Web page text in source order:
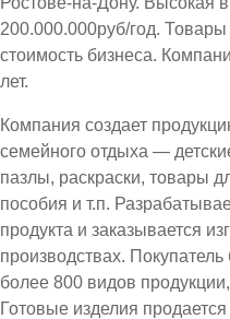
200.000.000руб/год.
стоимость бизнеса.
лет.
Компания создает
семейного отдыха —
пазлы, раскраски, товары
пособия и т.п.
продукта и заказывается
производствах.
более 800 видов
Готовые изделия